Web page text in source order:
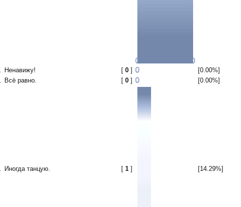
Ненавижу! [ 0]
[0.00%]
Всё равно. [ 0] [0.00%]
Иногда танцую. [ 1] [14.29%]